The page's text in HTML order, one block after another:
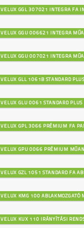
VELUX GGL 307021 INTEGRA FA
VELUX GGU 006621 INTEGRA
VELUX GGU 007021 INTEGRA
VELUX GLL 1061B STANDARD
VELUX GLU 0061 STANDARD PLUS
VELUX GPL 3066 PRÉMIUM FA
VELUX GPU 0066 PRÉMIUM
VELUX GZL 1051 STANDARD FA
VELUX KMG 100 ABLAKMOZGATÓ
VELUX KUX 110 IRÁNYÍTÁSI